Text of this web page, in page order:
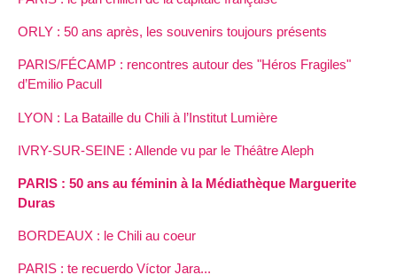
ORLY : 50 ans après, les souvenirs toujours présents
PARIS/FÉCAMP : rencontres autour des "Héros Fragiles"
d’Emilio Pacull
LYON : La Bataille du Chili à l’Institut Lumière
IVRY-SUR-SEINE : Allende vu par le Théâtre Aleph
PARIS : 50 ans au féminin à la Médiathèque Marguerite
Duras
BORDEAUX : le Chili au coeur
PARIS : te recuerdo Víctor Jara...